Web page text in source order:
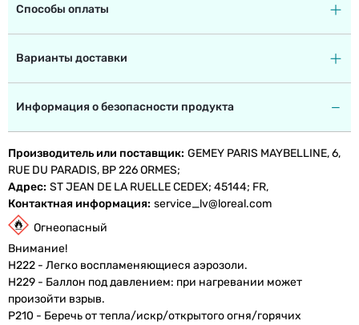
Способы оплаты
Варианты доставки
Информация о безопасности продукта
Производитель или поставщик GEMEY PARIS MAYBELLINE, 6,
RUE DU PARADIS, BP 226 ORMES;
Адрес ST JEAN DE LA RUELLE CEDEX; 45144; FR,
Контактная информация service_lv@loreal.com
Огнеопасный
Внимание!
H222 - Легко воспламеняющиеся аэрозоли.
H229 - Баллон под давлением: при нагревании может
произойти взрыв.
P210 - Беречь от тепла/искр/открытого огня/горячих